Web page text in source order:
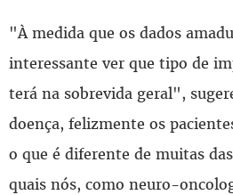
"À medida que os dados
interessante ver que tipo de
terá na sobrevida geral",
doença, felizmente os
o que é diferente de muitas
quais nós, como neuro-